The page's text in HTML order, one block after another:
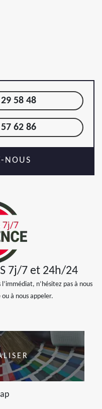
58 48
62 86
NOUS
7j/7 et 24h/24
n’hésitez pas à nous
à nous appeler.